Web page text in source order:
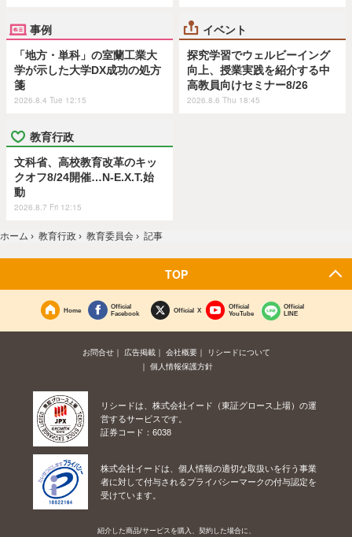
事例
「地方・単科」の室蘭工業大
学が示した大学DX成功の処方
箋
2026.8.4 Tue 12:15
イベント
探究学習でウェルビーイング
向上、授業実践を紹介する中
高教員向けセミナー8/26
2026.8.6 Thu 18:45
教育行政
文科省、高校教育改革のキッ
クオフ8/24開催…N-E.X.T.始
動
2026.8.7 Fri 12:15
ホーム › 教育行政 › 教育委員会 › 記事
TOP
Home
Official
Facebook
Official X
Official
YouTube
Official
LINE
お問合せ 広告掲載 会社概要
リシードについて
個人情報保護方針
リシードは、株式会社イード（東証グロース上場）の運
営するサービスです。
証券コード：6038
株式会社イードは、個人情報の適切な取扱いを行う事業
者に対して付与されるプライバシーマークの付与認定を
受けています。
紹介した商品/サービスを購入、契約した場合に、